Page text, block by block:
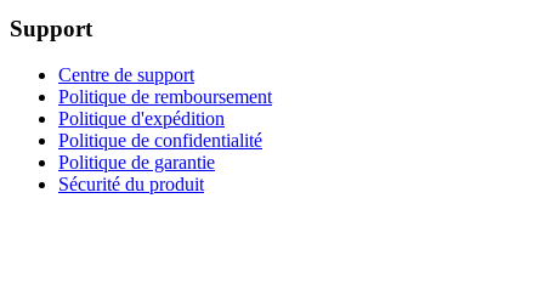
Support
Centre de support
Politique de remboursement
Politique d'expédition
Politique de confidentialité
Politique de garantie
Sécurité du produit